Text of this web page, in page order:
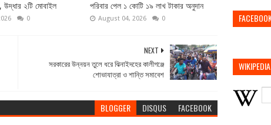
উদ্ধার ২টি মোবাইল
0
পরিবার পেল ১ কোটি ১৯ লাখ টাকার অনুদান
August 04, 2026 0
NEXT
সরকারের উন্নয়ন তুলে ধরে ঝিনাইদহের কালীগঞ্জে
শোভাযাত্রা ও শান্তি সমাবেশ
BLOGGER DISQUS FACEBOOK
WIKIPEDIA